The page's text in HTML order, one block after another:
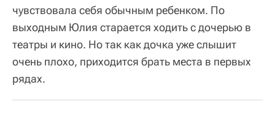
чувствовала себя обычным ребенком. По
выходным Юлия старается ходить с дочерью в
театры и кино. Но так как дочка уже слышит
очень плохо, приходится брать места в первых
рядах.